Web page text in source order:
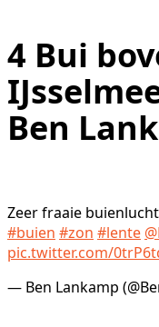
4 Bui
Ben
Zeer fraaie
#buien #zon #lente
pic.twitter.com/
— Ben Lankamp